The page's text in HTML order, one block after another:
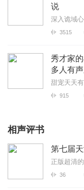
说
深入诡域
3515
秀才家
多人有声
甜宠天天
915
相声评书
第七届
正版超清
36